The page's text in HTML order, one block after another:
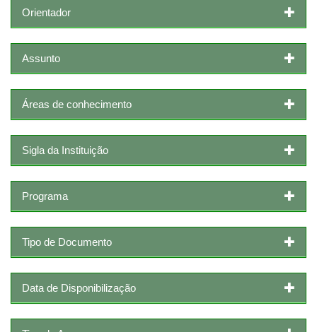
Orientador
Assunto
Áreas de conhecimento
Sigla da Instituição
Programa
Tipo de Documento
Data de Disponibilização